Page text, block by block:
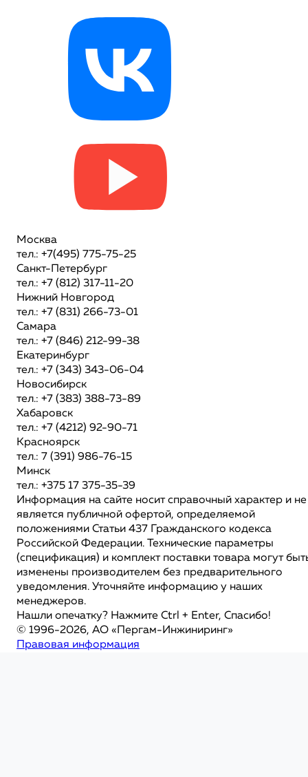
Москва
тел.: +7(495) 775-75-25
Санкт-Петербург
тел.: +7 (812) 317-11-20
Нижний Новгород
тел.: +7 (831) 266-73-01
Самара
тел.: +7 (846) 212-99-38
Екатеринбург
тел.: +7 (343) 343-06-04
Новосибирск
тел.: +7 (383) 388-73-89
Хабаровск
тел.: +7 (4212) 92-90-71
Красноярск
тел.: 7 (391) 986-76-15
Минск
тел.: +375 17 375-35-39
Информация на сайте носит справочный характер и не
является публичной офертой, определяемой
положениями Статьи 437 Гражданского кодекса
Российской Федерации. Технические параметры
(спецификация) и комплект поставки товара могут
изменены производителем без предварительного
уведомления. Уточняйте информацию у наших
менеджеров.
Нашли опечатку? Нажмите Ctrl + Enter, Спасибо!
© 1996-2026, АО «Пергам-Инжиниринг»
Правовая информация